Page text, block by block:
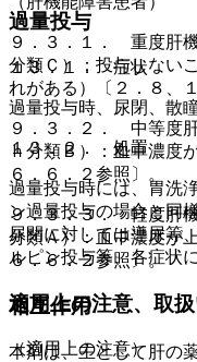
過量投与
１３．１． 症状
過量投与時、尿閉、散
１３．２． 処置
過量投与時には、胃洗
ン過量投与の場合と同
尿閉に対しては導尿等
ルピン投与等、各症状
適用上の注意、取
（適用上の注意）
９．３．１． 重度肝
分類Ｃ）：投与しない
れがある）〔２．８、
９．３．２． 中等度
ｈ分類Ｂ）：血中濃度
６．６．２参照〕。
９．３．３． 軽度肝
分類Ａ）：血中濃度が
６．６．２参照〕。
相互作用
本剤は、主として肝の